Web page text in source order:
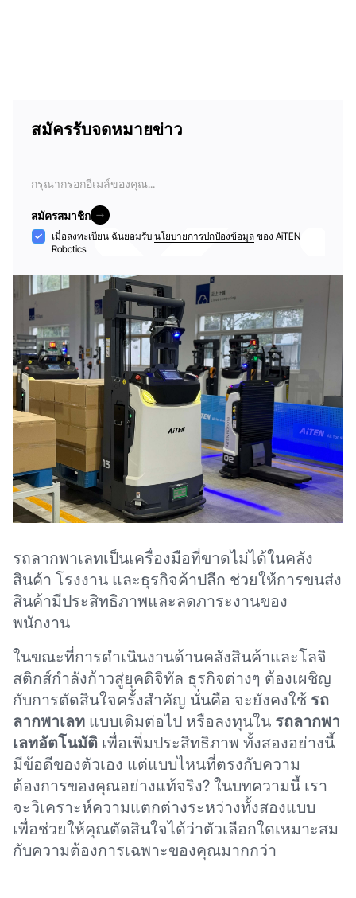
สมัครรับจดหมายข่าว
สมัครสมาชิก
สมัครสมาชิก
การ
ยอมรับ
เมื่อลงทะเบียน ฉันยอมรับ นโยบายการปกป้องข้อมูลของ AiTEN
Robotics
รถลากพาเลทเป็นเครื่องมือที่ขาดไม่ได้ในคลัง
สินค้า โรงงาน และธุรกิจค้าปลีก ช่วยให้การขนส่ง
สินค้ามีประสิทธิภาพและลดภาระงานของ
พนักงาน
ในขณะที่การดำเนินงานด้านคลังสินค้าและโลจิ
สติกส์กำลังก้าวสู่ยุคดิจิทัล ธุรกิจต่างๆ ต้องเผชิญ
กับการตัดสินใจครั้งสำคัญ นั่นคือ จะยังคงใช้ รถ
ลากพาเลทแบบเดิมต่อไป หรือลงทุนใน รถลากพา
เลทอัตโนมัติ เพื่อเพิ่มประสิทธิภาพ ทั้งสองอย่างนี้
มีข้อดีของตัวเอง แต่แบบไหนที่ตรงกับความ
ต้องการของคุณอย่างแท้จริง? ในบทความนี้ เรา
จะวิเคราะห์ความแตกต่างระหว่างทั้งสองแบบ
เพื่อช่วยให้คุณตัดสินใจได้ว่าตัวเลือกใดเหมาะสม
กับความต้องการเฉพาะของคุณมากกว่า